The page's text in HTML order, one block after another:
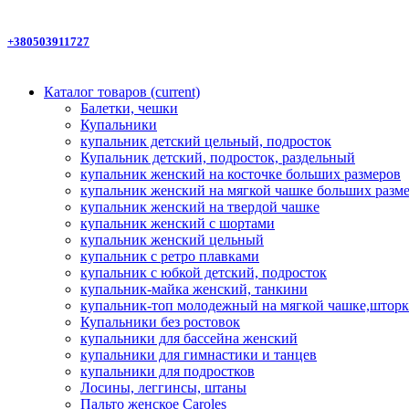
+380503911727
Каталог товаров (current)
Балетки, чешки
Купальники
купальник детский цельный, подросток
Купальник детский, подросток, раздельный
купальник женский на косточке больших размеров
купальник женский на мягкой чашке больших
купальник женский на твердой чашке
купальник женский с шортами
купальник женский цельный
купальник с ретро плавками
купальник с юбкой детский, подросток
купальник-майка женский, танкини
купальник-топ молодежный на мягкой
Купальники без ростовок
купальники для бассейна женский
купальники для гимнастики и танцев
купальники для подростков
Лосины, леггинсы, штаны
Пальто женское Caroles